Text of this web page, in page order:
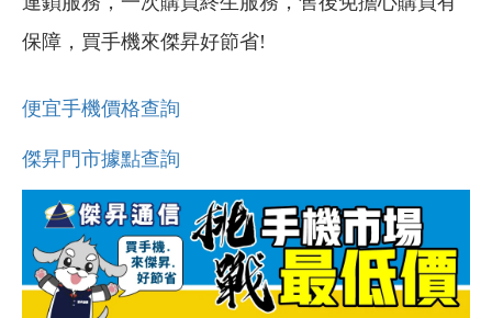
保障，買手機來傑昇好節省!
便宜手機價格查詢
傑昇門市據點查詢